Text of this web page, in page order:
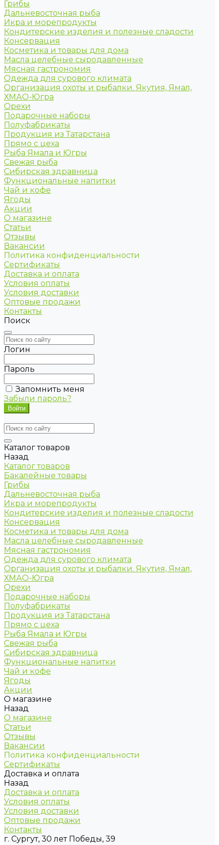
Грибы
Дальневосточная рыба
Икра и морепродукты
Кондитерские изделия и полезные сладости
Консервация
Косметика и товары для дома
Масла целебные сыродавленные
Мясная гастрономия
Одежда для сурового климата
Организация охоты и рыбалки. Якутия, Ямал,
ХМАО-Югра
Орехи
Подарочные наборы
Полуфабрикаты
Продукция из Татарстана
Прямо с цеха
Рыба Ямала и Югры
Свежая рыба
Сибирская здравница
Функциональные напитки
Чай и кофе
Ягоды
Акции
О магазине
Статьи
Отзывы
Вакансии
Политика конфиденциальности
Сертификаты
Доставка и оплата
Условия оплаты
Условия доставки
Оптовые продажи
Контакты
Поиск
Логин
Пароль
Запомнить меня
Забыли пароль?
Каталог товаров
Назад
Каталог товаров
Бакалейные товары
Грибы
Дальневосточная рыба
Икра и морепродукты
Кондитерские изделия и полезные сладости
Консервация
Косметика и товары для дома
Масла целебные сыродавленные
Мясная гастрономия
Одежда для сурового климата
Организация охоты и рыбалки. Якутия, Ямал,
ХМАО-Югра
Орехи
Подарочные наборы
Полуфабрикаты
Продукция из Татарстана
Прямо с цеха
Рыба Ямала и Югры
Свежая рыба
Сибирская здравница
Функциональные напитки
Чай и кофе
Ягоды
Акции
О магазине
Назад
О магазине
Статьи
Отзывы
Вакансии
Политика конфиденциальности
Сертификаты
Доставка и оплата
Назад
Доставка и оплата
Условия оплаты
Условия доставки
Оптовые продажи
Контакты
г. Сургут, 30 лет Победы, 39